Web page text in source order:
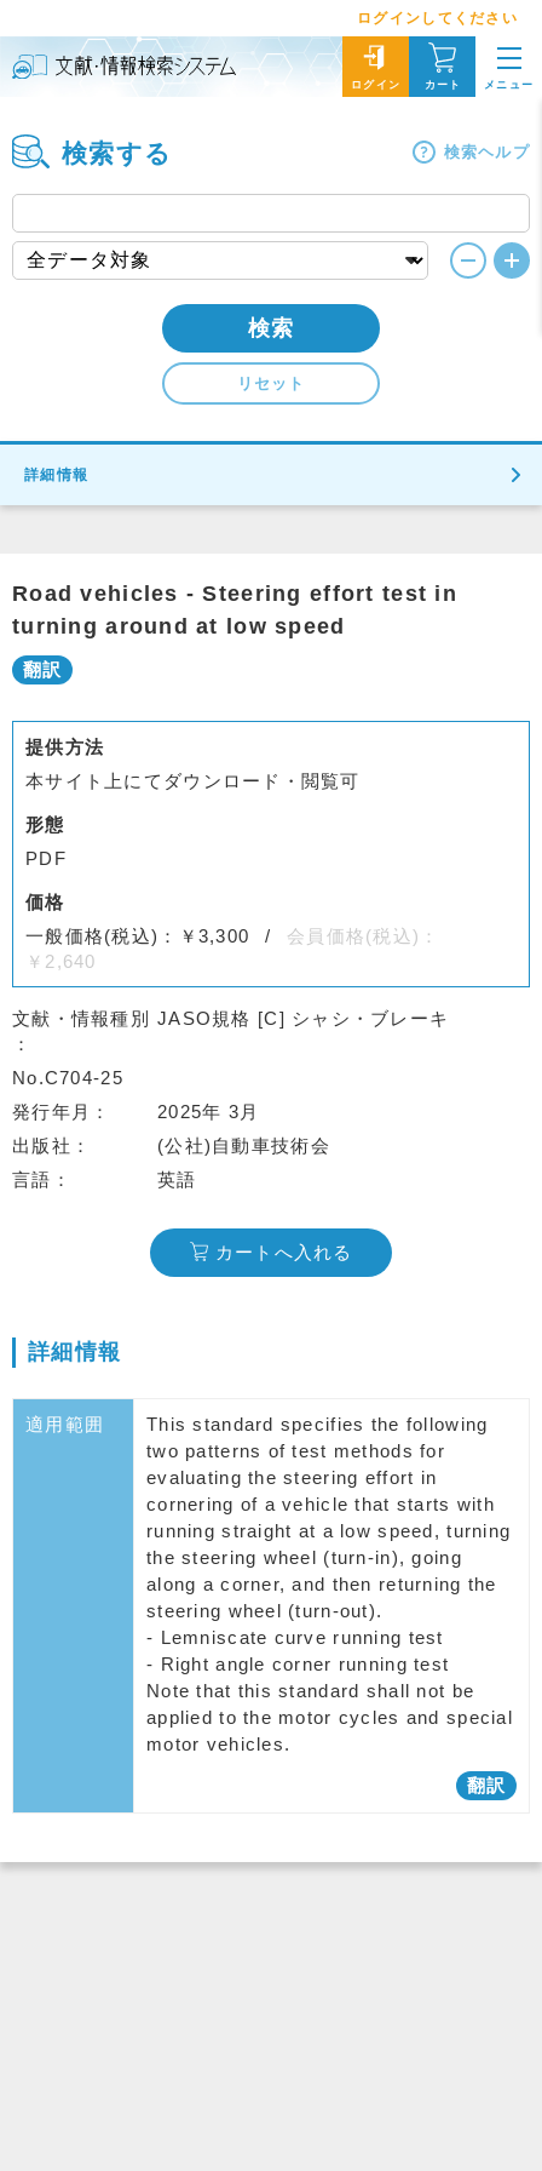
ログインしてください
ログイン カート メニュー
検索する 検索ヘルプ
検索
リセット
詳細情報
Road vehicles - Steering effort test in
turning around at low speed
提供方法
本サイト上にてダウンロード・閲覧可
形態
PDF
価格
一般価格(税込)：￥3,300
会員価格(税込)：
￥2,640
文献・情報種別 JASO規格 [C] シャシ・ブレーキ
No.C704-25
発行年月
2025年 3月
出版社
(公社)自動車技術会
言語
英語
カートへ入れる
詳細情報
適用範囲
This standard specifies the following
two patterns of test methods for
evaluating the steering effort in
cornering of a vehicle that starts with
running straight at a low speed, turning
the steering wheel (turn-in), going
along a corner, and then returning the
steering wheel (turn-out).
- Lemniscate curve running test
- Right angle corner running test
Note that this standard shall not be
applied to the motor cycles and special
motor vehicles.
翻訳